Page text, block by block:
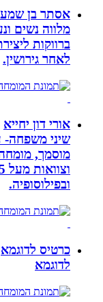
אסתר בן שמעון-
מלווה נשים
ברווקות
לאחר גירושין.
אורי דון יחייא
שיני משפחה-
מוסמך, מומחה
ובפילוסופיה.
כרטיס לדוגמא
לדוגמא